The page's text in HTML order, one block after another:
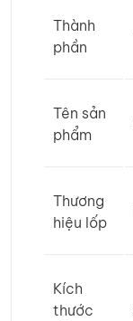
Thành
phần
Tên sản
phẩm
Thương
hiệu lốp
Kích
thước